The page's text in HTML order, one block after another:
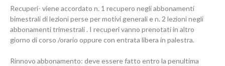
Recuperi- viene accordato n. 1 recupero negli abbonamenti
bimestrali di lezioni perse per motivi generali e n. 2 lezioni negli
abbonamenti trimestrali . I recuperi vanno prenotati in altro
giorno di corso /orario oppure con entrata libera in palestra.
Rinnovo abbonamento: deve essere fatto entro la penultima